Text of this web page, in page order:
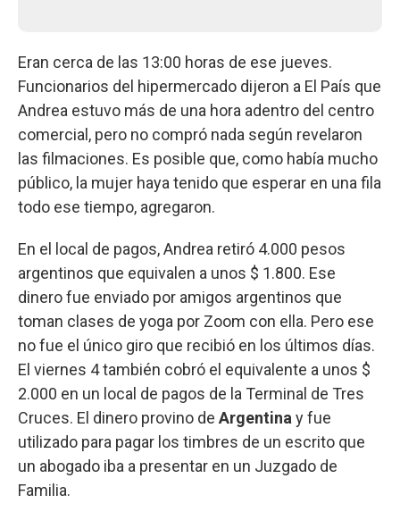
Eran cerca de las 13:00 horas de ese jueves.
Funcionarios del hipermercado dijeron a El País que
Andrea estuvo más de una hora adentro del centro
comercial, pero no compró nada según revelaron
las filmaciones. Es posible que, como había mucho
público, la mujer haya tenido que esperar en una fila
todo ese tiempo, agregaron.
En el local de pagos, Andrea retiró 4.000 pesos
argentinos que equivalen a unos $ 1.800. Ese
dinero fue enviado por amigos argentinos que
toman clases de yoga por Zoom con ella. Pero ese
no fue el único giro que recibió en los últimos días.
El viernes 4 también cobró el equivalente a unos $
2.000 en un local de pagos de la Terminal de Tres
Cruces. El dinero provino de Argentina y fue
utilizado para pagar los timbres de un escrito que
un abogado iba a presentar en un Juzgado de
Familia.